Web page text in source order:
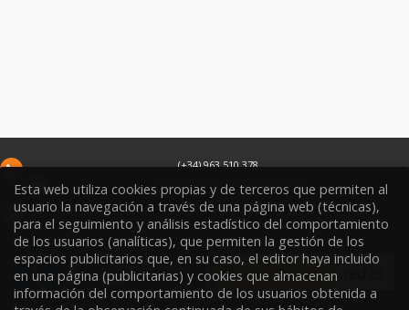
(+34) 963 510 378
infoweb@libreriasoriano.com
C/ Xàtiva 15
46002 Valencia España
Esta web utiliza cookies propias y de terceros que permiten al
usuario la navegación a través de una página web (técnicas),
para el seguimiento y análisis estadístico del comportamiento
de los usuarios (analíticas), que permiten la gestión de los
espacios publicitarios que, en su caso, el editor haya incluido
en una página (publicitarias) y cookies que almacenan
información del comportamiento de los usuarios obtenida a